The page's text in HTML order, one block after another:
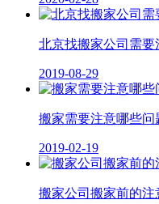
北京找搬家公司需要
2019-08-29
搬家需要注意哪些问
2019-02-19
搬家公司搬家前的注